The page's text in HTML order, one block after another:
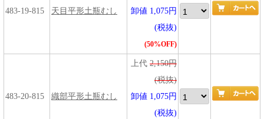
483-19-815 天目平形土瓶むし
卸値 1,075円
(税抜)
(50%OFF)
483-20-815 織部平形土瓶むし
上代 2,150円
(税抜)
卸値 1,075円
(税抜)